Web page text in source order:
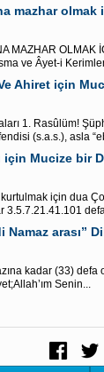
mazhar
MAZHAR OLMAK
ve Âyet-i
Ahiret için
1. Rasûlüm!
(s.a.s.), asla
için Mucize bir
kurtulmak için dua
3.5.7.21.41.101
Namaz arası”
kadar (33)
Senin...